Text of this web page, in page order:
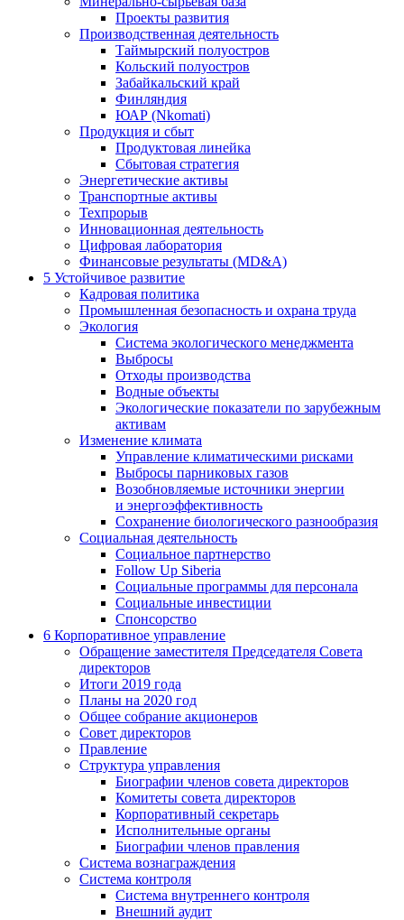
Проекты развития
Производственная деятельность
Таймырский полуостров
Кольский полуостров
Забайкальский край
Финляндия
ЮАР (Nkomati)
Продукция и сбыт
Продуктовая линейка
Сбытовая стратегия
Энергетические активы
Транспортные активы
Техпрорыв
Инновационная деятельность
Цифровая лаборатория
Финансовые результаты (MD&A)
5 Устойчивое развитие
Кадровая политика
Промышленная безопасность и охрана труда
Экология
Система экологического менеджмента
Выбросы
Отходы производства
Водные объекты
Экологические показатели по зарубежным
активам
Изменение климата
Управление климатическими рисками
Выбросы парниковых газов
Возобновляемые источники энергии
и энергоэффективность
Сохранение биологического разнообразия
Социальная деятельность
Социальное партнерство
Follow Up Siberia
Социальные программы для персонала
Социальные инвестиции
Спонсорство
6 Корпоративное управление
Обращение заместителя Председателя Совета
директоров
Итоги 2019 года
Планы на 2020 год
Общее собрание акционеров
Совет директоров
Правление
Структура управления
Биографии членов совета директоров
Комитеты совета директоров
Корпоративный секретарь
Исполнительные органы
Биографии членов правления
Система вознаграждения
Система контроля
Система внутреннего контроля
Внешний аудит